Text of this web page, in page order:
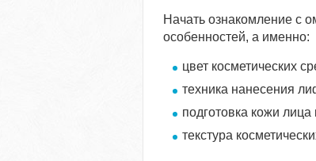
Начать ознакомление с
особенностей, а именно:
цвет косметических
техника нанесения
подготовка кожи лица
текстура